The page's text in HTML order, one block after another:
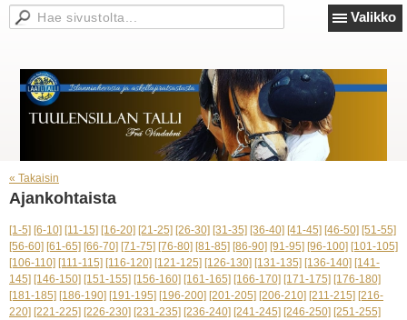
Valikko
« Takaisin
Ajankohtaista
[1-5] [6-10] [11-15] [16-20] [21-25] [26-30] [31-35] [36-40] [41-45] [46-50] [51-55]
[56-60] [61-65] [66-70] [71-75] [76-80] [81-85] [86-90] [91-95] [96-100] [101-105]
[106-110] [111-115] [116-120] [121-125] [126-130] [131-135] [136-140] [141-
145] [146-150] [151-155] [156-160] [161-165] [166-170] [171-175] [176-180]
[181-185] [186-190] [191-195] [196-200] [201-205] [206-210] [211-215] [216-
220] [221-225] [226-230] [231-235] [236-240] [241-245] [246-250] [251-255]